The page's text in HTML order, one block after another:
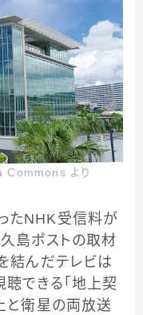
Commons より
たNHK受信料が
島ポストの取材
結んだテレビは
できる「地上契
と衛星の両放送